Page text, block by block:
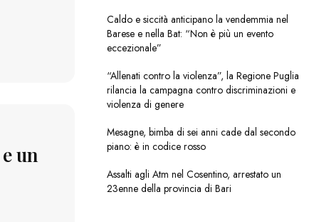
un
Caldo e siccità anticipano la vendemmia nel
Barese e nella Bat: “Non è più un evento
eccezionale”
“Allenati contro la violenza”, la Regione Puglia
rilancia la campagna contro discriminazioni e
violenza di genere
Mesagne, bimba di sei anni cade dal secondo
piano: è in codice rosso
Assalti agli Atm nel Cosentino, arrestato un
23enne della provincia di Bari